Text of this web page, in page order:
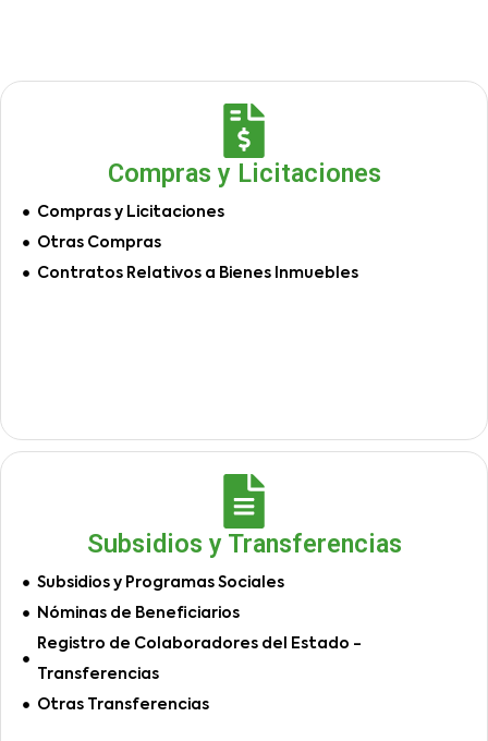
Compras y Licitaciones
Compras y Licitaciones
Otras Compras
Contratos Relativos a Bienes Inmuebles
Subsidios y Transferencias
Subsidios y Programas Sociales
Nóminas de Beneficiarios
Registro de Colaboradores del Estado -
Transferencias
Otras Transferencias